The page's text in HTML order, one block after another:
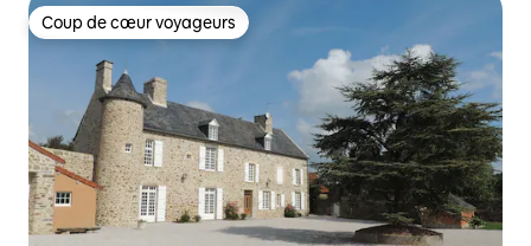
Coup de cœur voyageurs
Coup de cœur voyageurs